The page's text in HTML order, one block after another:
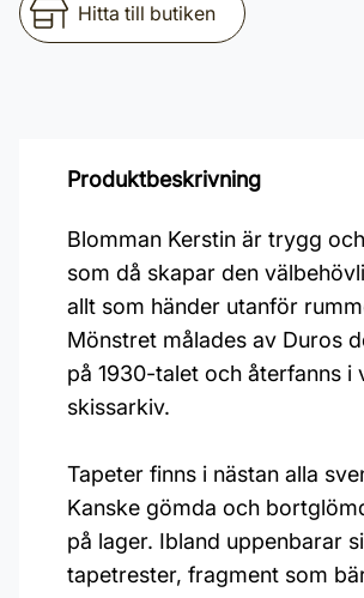
Hitta till butiken
Produktbeskrivning
Blomman Kerstin är trygg
som då skapar den
allt som händer utanför
Mönstret målades av Duros
på 1930-talet och återfanns i
skissarkiv.
Tapeter finns i nästan alla
Kanske gömda och
på lager. Ibland uppenbarar
tapetrester, fragment som